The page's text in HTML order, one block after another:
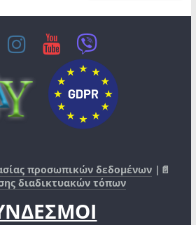
προσωπικών δεδομένων |📄
διαδικτυακών τόπων